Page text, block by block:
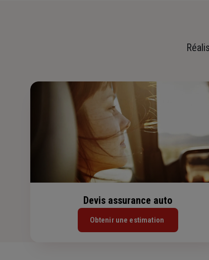
Devis assurance auto
Obtenir une estimation